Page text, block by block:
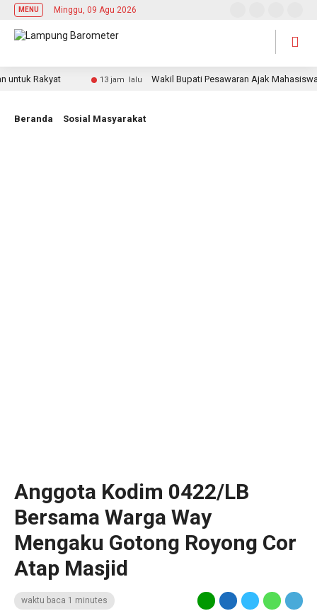
MENU Minggu, 09 Agu 2026
Rakyat 13 jam lalu Wakil Bupati Pesawaran Ajak Mahasiswa
Beranda Sosial Masyarakat
Anggota Kodim 0422/LB
Bersama Warga Way
Mengaku Gotong Royong Cor
Atap Masjid
waktu baca 1 minutes